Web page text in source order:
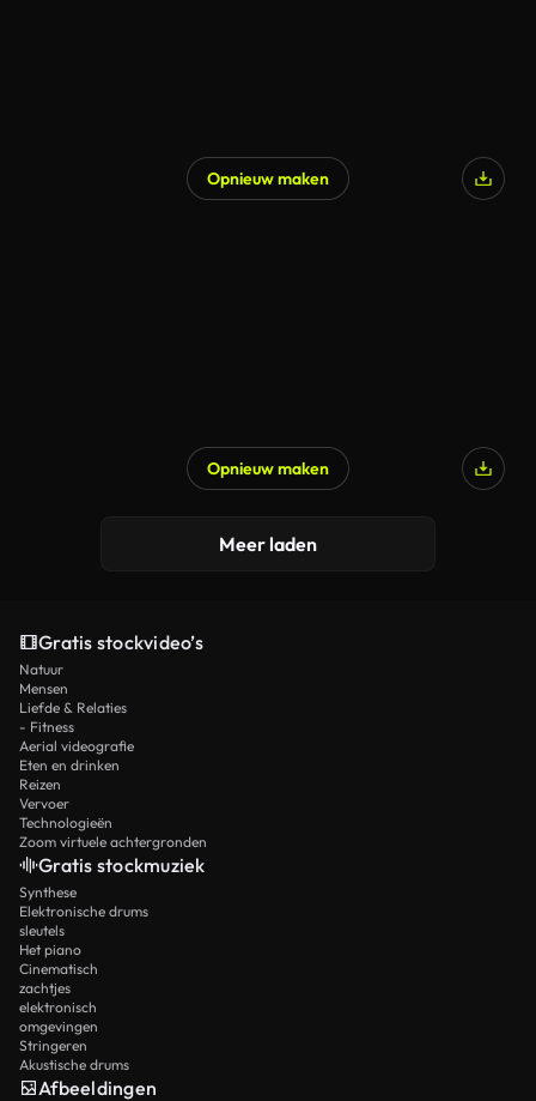
Opnieuw maken
Opnieuw maken
Meer laden
Gratis stockvideo’s
Natuur
Mensen
Liefde & Relaties
- Fitness
Aerial videografie
Eten en drinken
Reizen
Vervoer
Technologieën
Zoom virtuele achtergronden
Gratis stockmuziek
Synthese
Elektronische drums
sleutels
Het piano
Cinematisch
zachtjes
elektronisch
omgevingen
Stringeren
Akustische drums
Afbeeldingen